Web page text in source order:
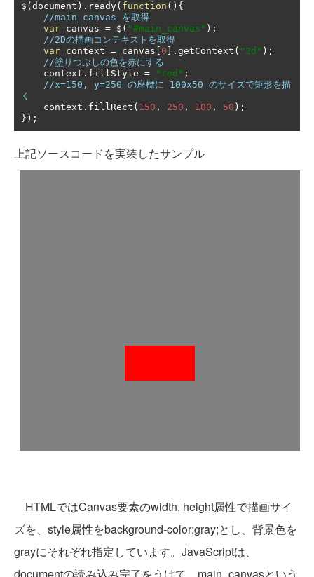
$ ( document ). ready( function (){
//main_canvas を取得
var canvas = $ ( "#main_canvas" );
//2Dの描画コンテキストを取得
var context = canvas 0 ]. getContext ( "2d" );
//塗りつぶしの色を赤にする
    context
. fillStyle = "red" ;
//x=150, y=250 の座標に 100x50 のサイズで矩形を描
く
    context
. fillRect ( 150 , 250 , 100 , 50 );
});
上記ソースコードを実装したサンプル
HTMLではCanvas要素のwidth, height属性で描画サイ
ズを、style属性をbackground-color:gray;とし、背景色を
grayにそれぞれ指定しています。JavaScriptは、